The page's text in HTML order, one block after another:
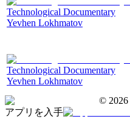
Technological Documentary
Yevhen Lokhmatov
Technological Documentary
Yevhen Lokhmatov
© 2026
アプリを入手